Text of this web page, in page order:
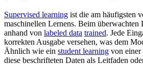
Supervised learning ist die am häufigsten
maschinellen Lernens. Beim
anhand von labeled data trained. Jede
korrekten Ausgabe versehen, was dem
Ähnlich wie ein student learning von
diese beschrifteten Daten als Leitfaden